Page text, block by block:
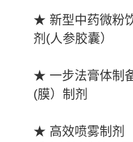
★ 新型中
剂(人参胶囊）
★ 一步法膏
(膜）制剂
★ 高效